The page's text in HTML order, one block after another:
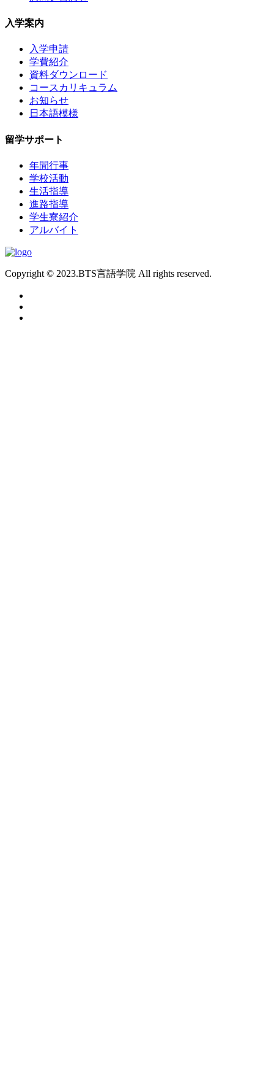
入学案内
入学申請
学費紹介
資料ダウンロード
コースカリキュラム
お知らせ
日本語模様
留学サポート
年間行事
学校活動
生活指導
進路指導
学生寮紹介
アルバイト
Copyright © 2023.BTS言語学院 All rights reserved.